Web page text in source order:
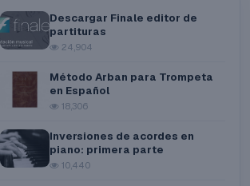
Descargar Finale editor de
partituras
24,904
Método Arban para Trompeta
en Español
18,306
Inversiones de acordes en
piano: primera parte
10,440